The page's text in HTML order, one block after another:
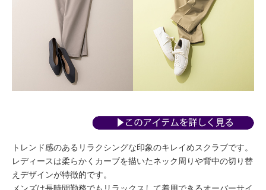
トレンド感のあるリラクシングな印象のキレイめスクラブです。
レディースは柔らかくカーブを描いたネック周りや背中の切り替
えデザインが特徴的です。